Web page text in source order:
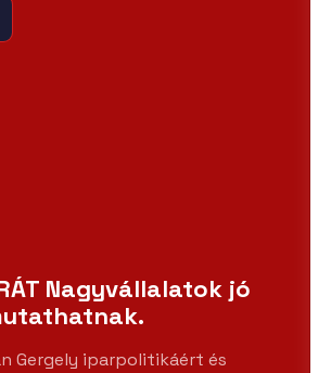
Nagyvállalatok jó
Gergely iparpolitikáért és